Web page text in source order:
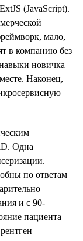
(JavaScript).
мало,
в компанию без
новичка
Наконец,
Одна
по ответам
и с 90-
пациента